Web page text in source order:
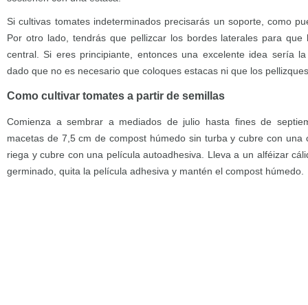
Si cultivas tomates indeterminados precisarás un soporte, como
Por otro lado, tendrás que pellizcar los bordes laterales para
central. Si eres principiante, entonces una excelente idea sería
dado que no es necesario que coloques estacas ni que los
Como cultivar tomates a partir de semillas
Comienza a sembrar a mediados de julio hasta fines de
macetas de 7,5 cm de compost húmedo sin turba y cubre con una
riega y cubre con una película autoadhesiva. Lleva a un alféizar
germinado, quita la película adhesiva y mantén el compost húmedo.